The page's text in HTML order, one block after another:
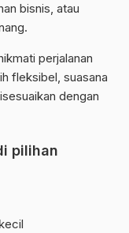
bisnis, atau
perjalanan
fleksibel, suasana
dengan
pilihan